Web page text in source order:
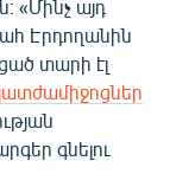
«Մինչ այդ
Էրդողանին
տարի էլ
գնելու